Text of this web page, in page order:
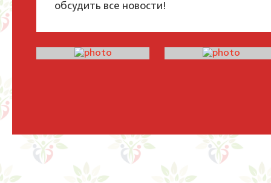
обсудить все новости!